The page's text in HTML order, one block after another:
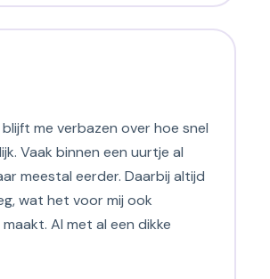
me verbazen over hoe snel
Vaak binnen een uurtje al
meestal eerder. Daarbij altijd
wat het voor mij ook
maakt. Al met al een dikke